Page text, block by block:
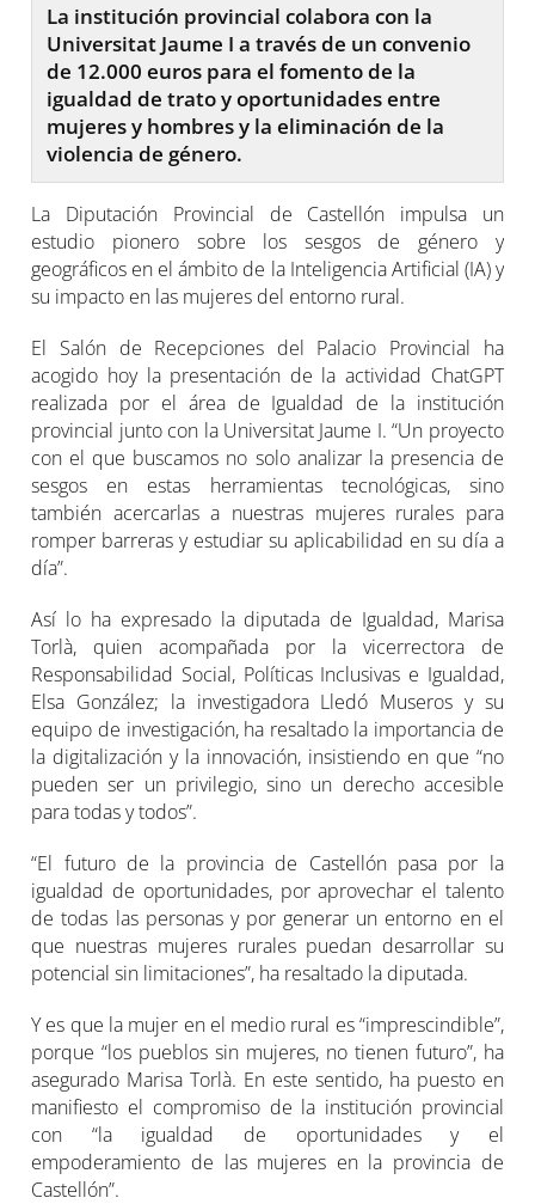
La institución provincial colabora con la
Universitat Jaume I a través de un convenio
de 12.000 euros para el fomento de la
igualdad de trato y oportunidades entre
mujeres y hombres y la eliminación de la
violencia de género.
La Diputación Provincial de Castellón impulsa un
estudio pionero sobre los sesgos de género y
geográficos en el ámbito de la Inteligencia Artificial (IA) y
su impacto en las mujeres del entorno rural.
El Salón de Recepciones del Palacio Provincial ha
acogido hoy la presentación de la actividad ChatGPT
realizada por el área de Igualdad de la institución
provincial junto con la Universitat Jaume I. “Un proyecto
con el que buscamos no solo analizar la presencia de
sesgos en estas herramientas tecnológicas, sino
también acercarlas a nuestras mujeres rurales para
romper barreras y estudiar su aplicabilidad en su día a
día”.
Así lo ha expresado la diputada de Igualdad, Marisa
Torlà, quien acompañada por la vicerrectora de
Responsabilidad Social, Políticas Inclusivas e Igualdad,
Elsa González; la investigadora Lledó Museros y su
equipo de investigación, ha resaltado la importancia de
la digitalización y la innovación, insistiendo en que “no
pueden ser un privilegio, sino un derecho accesible
para todas y todos”.
“El futuro de la provincia de Castellón pasa por la
igualdad de oportunidades, por aprovechar el talento
de todas las personas y por generar un entorno en el
que nuestras mujeres rurales puedan desarrollar su
potencial sin limitaciones”, ha resaltado la diputada.
Y es que la mujer en el medio rural es “imprescindible”,
porque “los pueblos sin mujeres, no tienen futuro”, ha
asegurado Marisa Torlà. En este sentido, ha puesto en
manifiesto el compromiso de la institución provincial
con “la igualdad de oportunidades y el
empoderamiento de las mujeres en la provincia de
Castellón”.